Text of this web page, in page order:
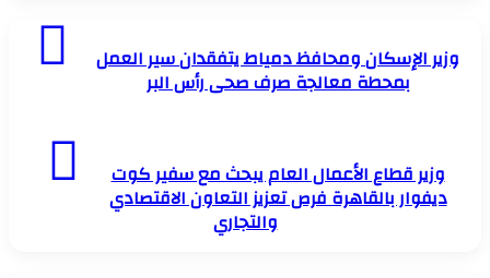
الإسكان
ومحافظ
بمحطة
معالجة
وزير الإسكان ومحافظ دمياط يتفقدان سير العمل
بمحطة معالجة صرف صحى رأس البر
الأعمالوزير قطاع الأعمال العام يبحث مع سفير كوت
ديفوار بالقاهرة فرص تعزيز التعاون الاقتصادي
والتجاري